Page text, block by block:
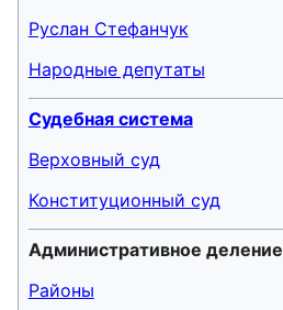
Руслан Стефанчук
Народные депутаты
Судебная система
Верховный суд
Конституционный суд
Административное деление
Районы